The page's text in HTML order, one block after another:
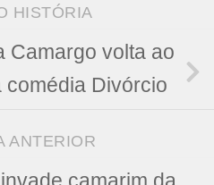
HISTÓRIA
Camargo volta ao
comédia Divórcio
ANTERIOR